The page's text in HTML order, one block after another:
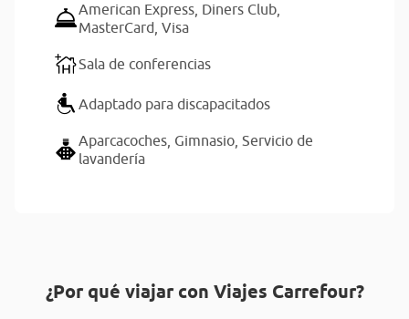
American Express, Diners Club,
MasterCard, Visa
Sala de conferencias
Adaptado para discapacitados
Aparcacoches, Gimnasio, Servicio de
lavandería
¿Por qué viajar con Viajes Carrefour?